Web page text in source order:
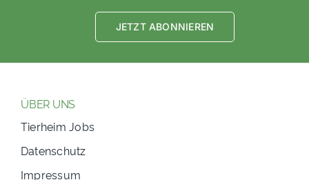
JETZT ABONNIEREN
ÜBER UNS
Tierheim Jobs
Datenschutz
Impressum